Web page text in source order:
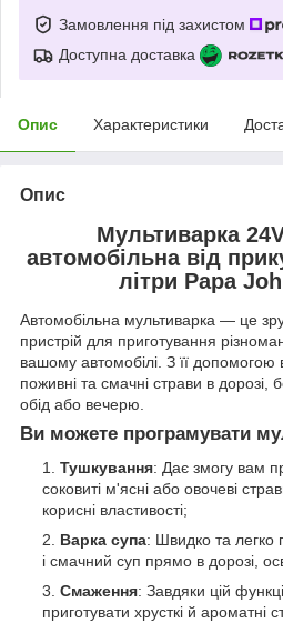
Замовлення під захистом
Доступна доставка
Опис Характеристики
Опис
Мультиварка
автомобільна від
літри Papa
Автомобільна мультиварка — це
пристрій для приготування
вашому автомобілі. З її допомогою
поживні та смачні страви в дорозі,
обід або вечерю.
Ви можете програмувати
Тушкування: Дає змогу вам
соковиті м'ясні або овочеві
корисні властивості;
Варка супа: Швидко та легко
і смачний суп прямо в дорозі,
Смаження: Завдяки цій
приготувати хрусткі й ароматні